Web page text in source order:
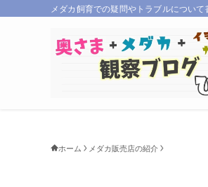
メダカ飼育での疑問やトラブルについ
ホーム メダカ販売店の紹介